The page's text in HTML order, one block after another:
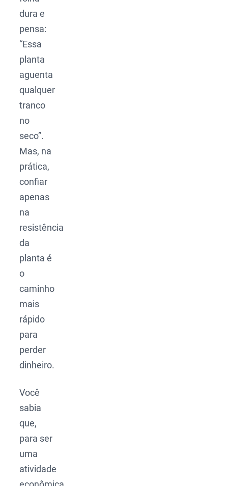
dura e
pensa:
“Essa
planta
aguenta
qualquer
tranco
no
seco”.
Mas, na
prática,
confiar
apenas
na
resistência
da
planta é
o
caminho
mais
rápido
para
perder
dinheiro.
Você
sabia
que,
para ser
uma
atividade